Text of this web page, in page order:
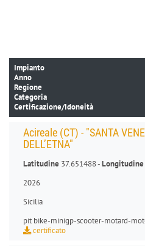
Impianto
Anno
Regione
Categoria
Certificazione/Idoneità
Acireale (CT) - "SANTA
DELL’ETNA"
Latitudine 37.651488 -Longitudine
2026
Sicilia
pit bike-minigp-scooter-motard-
certificato